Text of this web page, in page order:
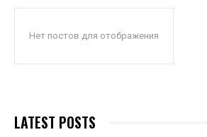
Нет постов для отображения
LATEST POSTS